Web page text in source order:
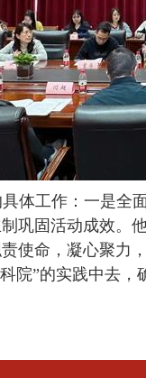
体工作：一是
巩固活动成效
使命，凝心聚
院”的实践中去